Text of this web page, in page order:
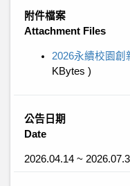
附件檔案
Attachment Files
2026永續校園創
KBytes )
公告日期
Date
2026.04.14 ~